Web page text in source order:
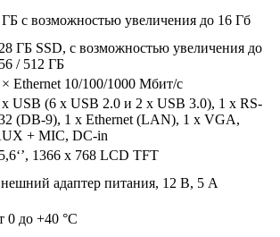
с возможностью увеличения до 16 Гб
ГБ SSD, с возможностью увеличения до
/ 512 ГБ
× Ethernet 10/100/1000 Мбит/с
USB (6 х USB 2.0 и 2 х USB 3.0), 1 x RS-
(DB-9), 1 x Ethernet (LAN), 1 x VGA,
+ MIC, DC-in
1366 х 768 LCD TFT
адаптер питания, 12 В, 5 А
0 до +40 °C